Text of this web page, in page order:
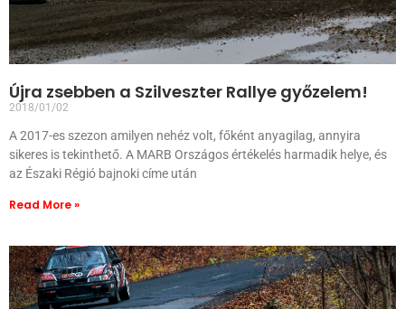
Újra zsebben a Szilveszter Rallye győzelem!
2018/01/02
A 2017-es szezon amilyen nehéz volt, főként anyagilag, annyira
sikeres is tekinthető. A MARB Országos értékelés harmadik helye, és
az Északi Régió bajnoki címe után
Read More »